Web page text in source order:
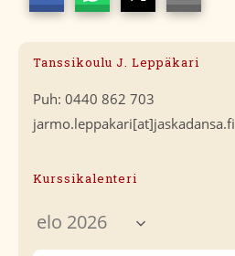
Tanssikoulu J. Leppäkari
Puh: 0440 862 703
jarmo.leppakari[at]jaskadansa.fi
Kurssikalenteri